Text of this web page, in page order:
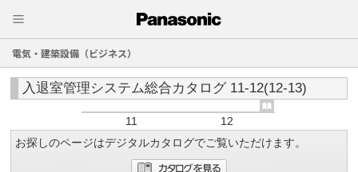
電気・建築設備（ビジネス）
入退室管理システム総合カタログ 11-12(12-13)
11
12
お探しのページはデジタルカタログでご覧いただけます。